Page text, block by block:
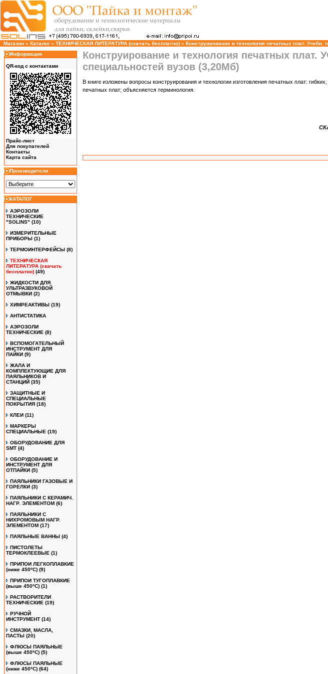
Магазин » Каталог » ТЕХНИЧЕСКАЯ ЛИТЕРАТУРА (скачать бесплатно) » Конструирование и технология печатных плат. Учебн.
Информация
QR-код с контактами
Прайс-лист
Для покупателей
Контакты
Карта сайта
Производители
КАТАЛОГ
АЭРОЗОЛИ
ТЕХНИЧЕСКИЕ
"SOLINS" (10)
ИЗМЕРИТЕЛЬНЫЕ
ПРИБОРЫ (1)
ТЕРМОИНТЕРФЕЙСЫ (8)
ТЕХНИЧЕСКАЯ
ЛИТЕРАТУРА (скачать
бесплатно) (49)
ЖИДКОСТИ ДЛЯ
УЛЬТРАЗВУКОВОЙ
ОТМЫВКИ (2)
ХИМРЕАКТИВЫ (19)
АНТИСТАТИКА
АЭРОЗОЛИ
ТЕХНИЧЕСКИЕ (8)
ВСПОМОГАТЕЛЬНЫЙ
ИНСТРУМЕНТ ДЛЯ
ПАЙКИ (9)
ЖАЛА И
КОМПЛЕКТУЮЩИЕ ДЛЯ
ПАЯЛЬНИКОВ И
СТАНЦИЙ (35)
ЗАЩИТНЫЕ И
СПЕЦИАЛЬНЫЕ
ПОКРЫТИЯ (18)
КЛЕИ (11)
МАРКЕРЫ
СПЕЦИАЛЬНЫЕ (19)
ОБОРУДОВАНИЕ ДЛЯ
SMT (4)
ОБОРУДОВАНИЕ И
ИНСТРУМЕНТ ДЛЯ
ОТПАЙКИ (5)
ПАЯЛЬНИКИ ГАЗОВЫЕ И
ГОРЕЛКИ (3)
ПАЯЛЬНИКИ С КЕРАМИЧ.
НАГР. ЭЛЕМЕНТОМ (6)
ПАЯЛЬНИКИ С
НИХРОМОВЫМ НАГР.
ЭЛЕМЕНТОМ (17)
ПАЯЛЬНЫЕ ВАННЫ (4)
ПИСТОЛЕТЫ
ТЕРМОКЛЕЕВЫЕ (1)
ПРИПОИ ЛЕГКОПЛАВКИЕ
(ниже 450ºС) (9)
ПРИПОИ ТУГОПЛАВКИЕ
(выше 450ºС) (1)
РАСТВОРИТЕЛИ
ТЕХНИЧЕСКИЕ (19)
РУЧНОЙ
ИНСТРУМЕНТ (14)
СМАЗКИ, МАСЛА,
ПАСТЫ (20)
ФЛЮСЫ ПАЯЛЬНЫЕ
(выше 450ºC) (5)
ФЛЮСЫ ПАЯЛЬНЫЕ
(ниже 450ºC) (64)
Конструирование и технология печатных плат.
специальностей вузов (3,20Мб)
В книге изложены вопросы конструирования и технологии изготовления печатных плат:
печатных плат; объясняется терминология.